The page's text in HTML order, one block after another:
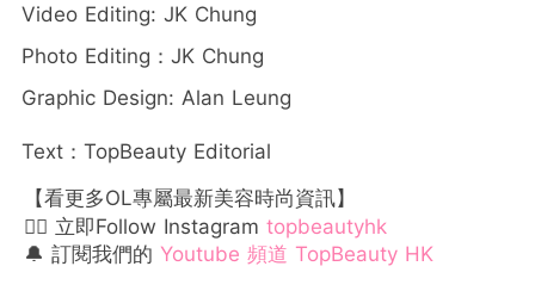
Video Editing: JK Chung
Photo Editing：JK Chung
Graphic Design: Alan Leung
Text：TopBeauty Editorial
【看更多OL專屬最新美容時尚資訊】
👉🏻 立即Follow Instagram topbeautyhk
🔔 訂閱我們的 Youtube 頻道 TopBeauty HK